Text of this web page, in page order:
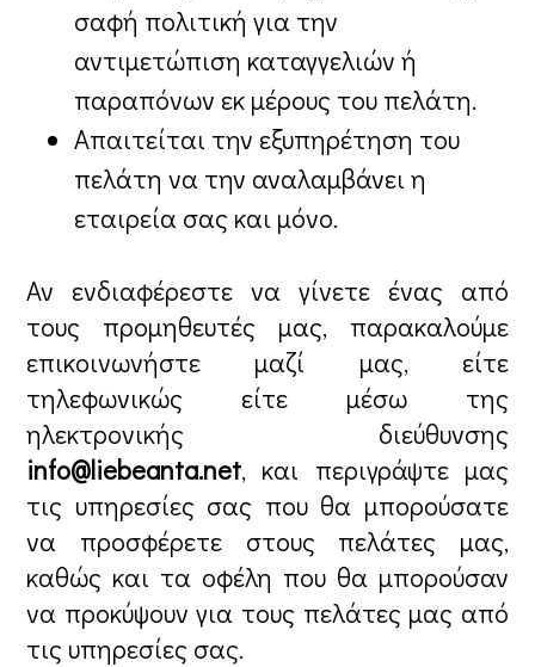
σαφή πολιτική για την
αντιμετώπιση καταγγελιών ή
παραπόνων εκ μέρους του πελάτη.
Απαιτείται την εξυπηρέτηση του
πελάτη να την αναλαμβάνει η
εταιρεία σας και μόνο.
Αν ενδιαφέρεστε να γίνετε ένας από
τους προμηθευτές μας, παρακαλούμε
επικοινωνήστε μαζί μας, είτε
τηλεφωνικώς είτε μέσω της
ηλεκτρονικής διεύθυνσης
info@liebeanta.net, και περιγράψτε μας
τις υπηρεσίες σας που θα μπορούσατε
να προσφέρετε στους πελάτες μας,
καθώς και τα οφέλη που θα μπορούσαν
να προκύψουν για τους πελάτες μας από
τις υπηρεσίες σας.